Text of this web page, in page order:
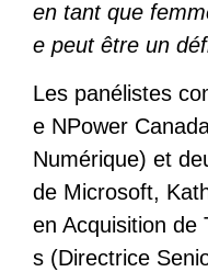
en tant que
e peut être un
Les panélistes
e NPower
Numérique) et
de Microsoft,
en Acquisition de
s (Directrice